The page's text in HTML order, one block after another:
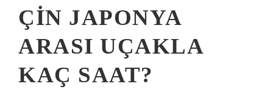
ÇIN JAPONYA
ARASI UÇAKLA
KAÇ SAAT?